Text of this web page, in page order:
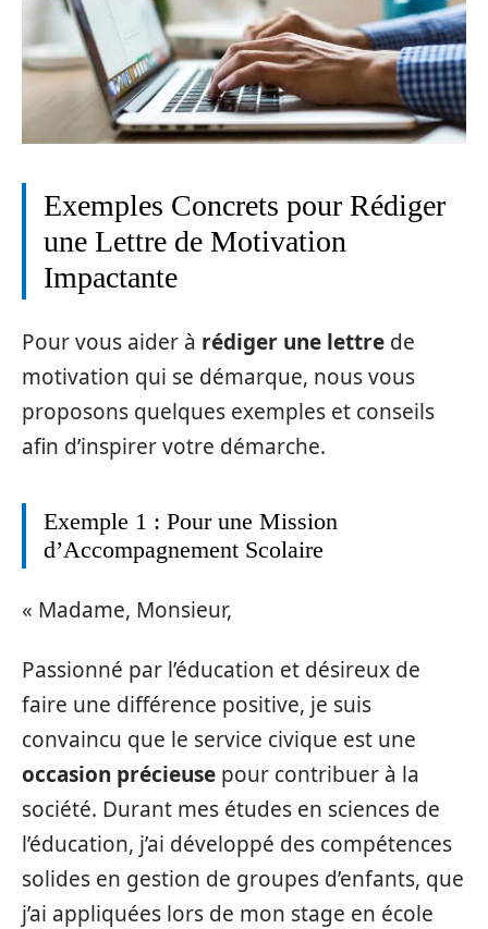
Exemples Concrets pour Rédiger
une Lettre de Motivation
Impactante
Pour vous aider à rédiger une lettre de
motivation qui se démarque, nous vous
proposons quelques exemples et conseils
afin d’inspirer votre démarche.
Exemple 1 : Pour une Mission
d’Accompagnement Scolaire
« Madame, Monsieur,
Passionné par l’éducation et désireux de
faire une différence positive, je suis
convaincu que le service civique est une
occasion précieuse pour contribuer à la
société. Durant mes études en sciences de
l’éducation, j’ai développé des compétences
solides en gestion de groupes d’enfants, que
j’ai appliquées lors de mon stage en école